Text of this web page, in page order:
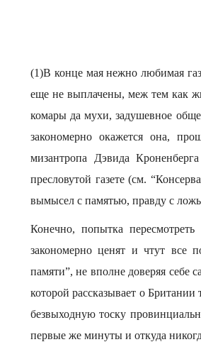
(1)В конце мая нежно любимая
еще не выплачены, меж тем как
комары да мухи, задушевное
закономерно окажется она,
мизантропа Дэвида
пресловутой газете (см.
вымысел с памятью, правду с
Конечно, попытка
закономерно ценят и чтут все
памяти”, не вполне доверяя себе
которой рассказывает о
безвыходную тоску
первые же минуты и откуда